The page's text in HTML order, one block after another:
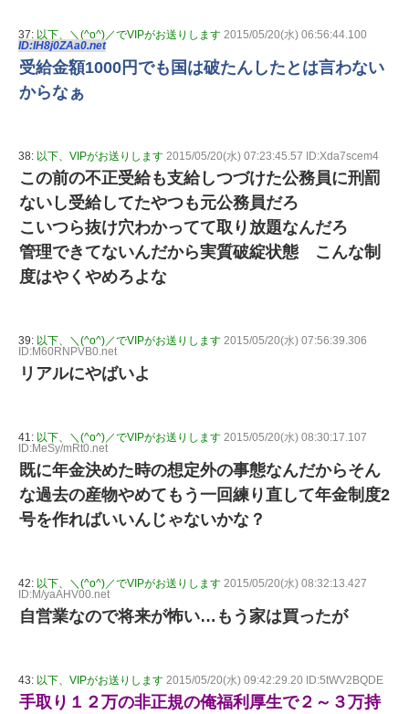
37: 以下、＼(^o^)／でVIPがお送りします 2015/05/20(水) 06:56:44.100
ID:IH8j0ZAa0.net
受給金額1000円でも国は破たんしたとは言わない
からなぁ
38: 以下、VIPがお送りします 2015/05/20(水) 07:23:45.57 ID:Xda7scem4
この前の不正受給も支給しつづけた公務員に刑罰
ないし受給してたやつも元公務員だろ
こいつら抜け穴わかってて取り放題なんだろ
管理できてないんだから実質破綻状態 こんな制
度はやくやめろよな
39: 以下、＼(^o^)／でVIPがお送りします 2015/05/20(水) 07:56:39.306
ID:M60RNPVB0.net
リアルにやばいよ
41: 以下、＼(^o^)／でVIPがお送りします 2015/05/20(水) 08:30:17.107
ID:MeSy/mRt0.net
既に年金決めた時の想定外の事態なんだからそん
な過去の産物やめてもう一回練り直して年金制度2
号を作ればいいんじゃないかな？
42: 以下、＼(^o^)／でVIPがお送りします 2015/05/20(水) 08:32:13.427
ID:M/yaAHV00.net
自営業なので将来が怖い…もう家は買ったが
43: 以下、VIPがお送りします 2015/05/20(水) 09:42:29.20 ID:5tWV2BQDE
手取り１２万の非正規の俺福利厚生で２～３万持